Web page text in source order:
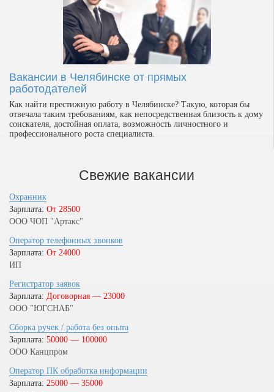
Вакансии в Челябинске от прямых
работодателей
Как найти престижную работу в Челябинске? Такую, которая бы
отвечала таким требованиям, как непосредственная близость к дому
соискателя, достойная оплата, возможность личностного и
профессионального роста специалиста.
Свежие вакансии
Охранник
Зарплата: От 28500
ООО ЧОП "Артакс"
Оператор телефонных звонков
Зарплата: От 24000
ИП
Регистратор заявок
Зарплата: Договорная — 23000
ООО "ЮГСНАБ"
Сборка ручек / работа без опыта
Зарплата: 50000 — 100000
ООО Канцпром
Оператор ПК обработка информации
Зарплата: 25000 — 35000